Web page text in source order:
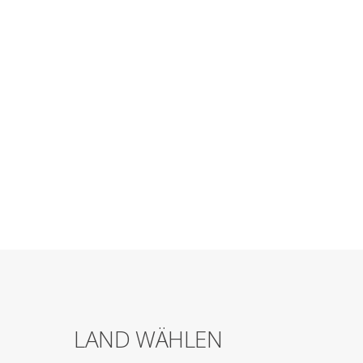
LAND WÄHLEN